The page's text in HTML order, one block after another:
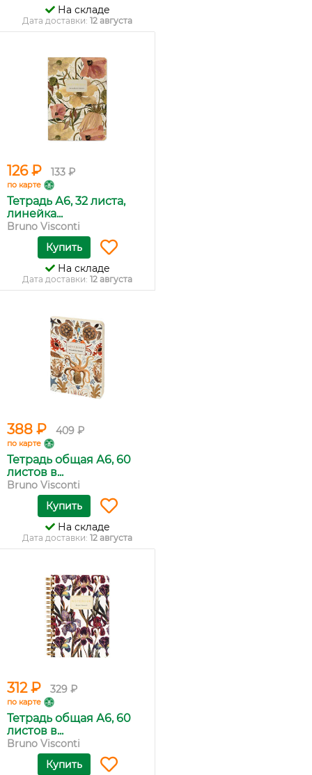
На складе
Дата доставки: 12 августа
126 ₽ 133 ₽
по карте
Тетрадь А6, 32 листа,
линейка...
Bruno Visconti
Купить
На складе
Дата доставки: 12 августа
388 ₽ 409 ₽
по карте
Тетрадь общая А6, 60
листов в...
Bruno Visconti
Купить
На складе
Дата доставки: 12 августа
312 ₽ 329 ₽
по карте
Тетрадь общая А6, 60
листов в...
Bruno Visconti
Купить